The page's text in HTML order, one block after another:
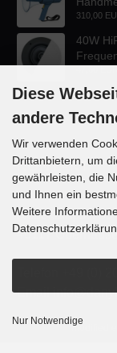
310,00
40W
KONTAKT
Lautsprecher-
Rübekampstr. 35
46117
Telefon +49 (0)
Email
mod
Diese
andere
Wir verwenden
Drittanbietern, um
gewährleisten, die
und Ihnen ein
Weitere
Nur Notwendige